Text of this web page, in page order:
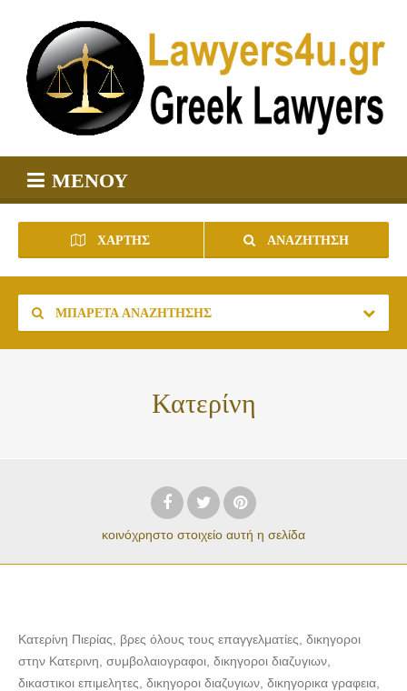
ΜΕΝΟΎ
ΧΆΡΤΗΣ ΑΝΑΖΉΤΗΣΗ
ΜΠΑΡΈΤΑ ΑΝΑΖΉΤΗΣΗΣ
Κατερίνη
κοινόχρηστο στοιχείο αυτή η σελίδα
Κατερίνη Πιερίας, βρες όλους τους επαγγελματίες, δικηγοροι
στην Κατερινη, συμβολαιογραφοι, δικηγοροι διαζυγιων,
δικαστικοι επιμελητες, δικηγοροι διαζυγιων, δικηγορικα γραφεια,